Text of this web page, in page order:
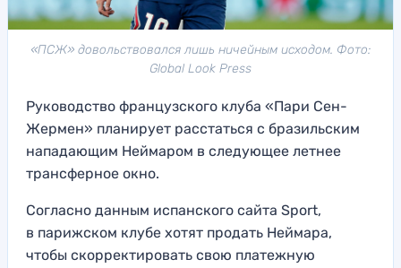
«ПСЖ» довольствовался лишь ничейным исходом. Фото:
Global Look Press
Руководство французского клуба «Пари Сен-
Жермен» планирует расстаться с бразильским
нападающим Неймаром в следующее летнее
трансферное окно.
Согласно данным испанского сайта Sport,
в парижском клубе хотят продать Неймара,
чтобы скорректировать свою платежную